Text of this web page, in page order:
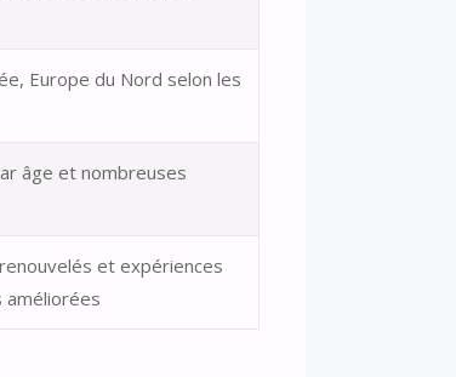
Europe du Nord selon les
âge et nombreuses
et expériences
améliorées